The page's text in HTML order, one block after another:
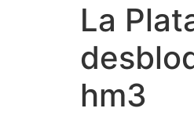
La
hm3